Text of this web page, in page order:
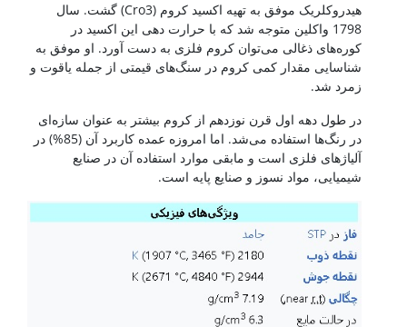
هیدروکلریک موفق به تهیه اکسید کروم (Cro3) گشت. سال
1798 واکلین متوجه شد که با حرارت دهی این اکسید در
کوره‌های ذغالی می‌توان کروم فلزی به دست آورد. او موفق به
شناسایی مقدار کمی کروم در سنگ‌های قیمتی از جمله یاقوت و
زمرد شد.
در طول دهه اول قرن نوزدهم از کروم بیشتر به عنوان سازه‌ای
در رنگ‌ها استفاده می‌شد. اما امروزه عمده کاربرد آن (85%) در
آلیاژهای فلزی است و مابقی موارد استفاده آن در صنایع
شیمیایی، مواد نسوز و صنایع پایه است.